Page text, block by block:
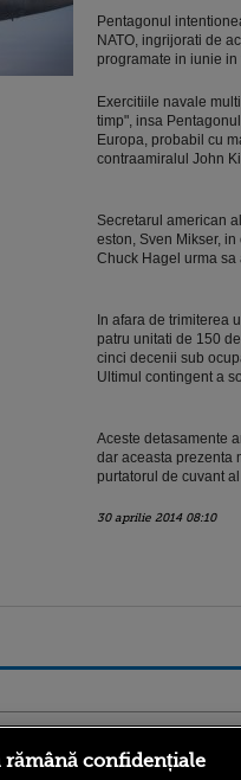
Pentagonul
NATO, ingrijorati de
programate in iunie in
Exercitiile navale
timp", insa
Europa, probabil cu
contraamiralul John
Secretarul american
eston, Sven Mikser,
Chuck Hagel urma sa
In afara de trimiterea
patru unitati de 150
cinci decenii sub
Ultimul contingent a
Aceste detasamente
dar aceasta prezenta
purtatorul de cuvant
30 aprilie 2014 08:10
rămână confidențiale